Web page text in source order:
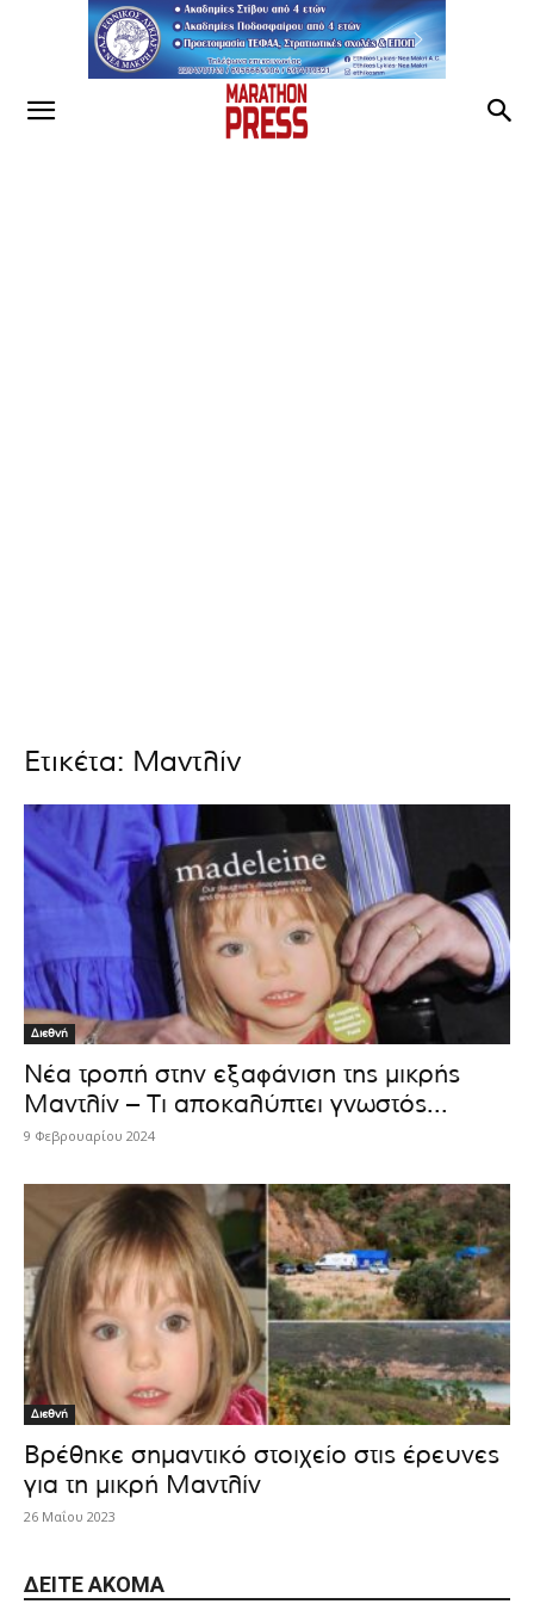
Ετικέτα: Μαντλίν
Διεθνή
Νέα τροπή στην εξαφάνιση της μικρής
Μαντλίν – Τι αποκαλύπτει γνωστός...
9 Φεβρουαρίου 2024
Διεθνή
Βρέθηκε σημαντικό στοιχείο στις έρευνες
για τη μικρή Μαντλίν
26 Μαΐου 2023
ΔΕΊΤΕ ΑΚΌΜΑ